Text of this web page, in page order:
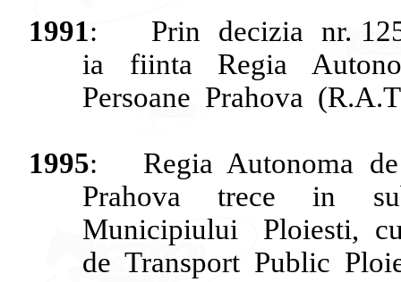
1991: Prin decizia
nr.
ia
fiinta Regia
Persoane Prahova
1995: Regia Autonoma de
Prahova
trece in
Municipiului
Ploiesti,
de Transport Public